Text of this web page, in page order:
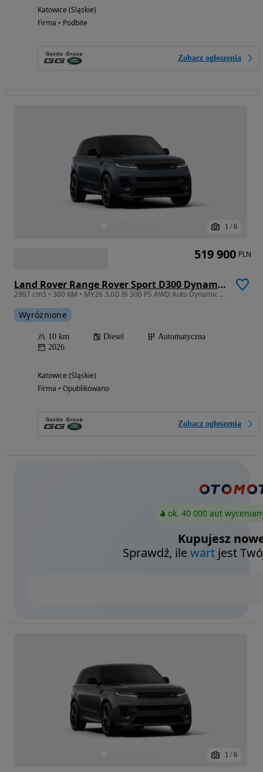
Katowice (Śląskie)
Firma • Podbite
Zobacz ogłoszenia
1 / 6
Land Rover Range Rover Sport D300 Dynamic SE
2997 cm3 • 300 KM • MY26 3.0D I6 300 PS AWD Auto Dynamic SE
Wyróżnione
10 km Diesel
Automatyczna
2026
Katowice (Śląskie)
Firma • Opublikowano
Zobacz ogłoszenia
519 900 PLN
ok. 40 000 aut
Kupujesz
Sprawdź, ilewart jest
1 / 6